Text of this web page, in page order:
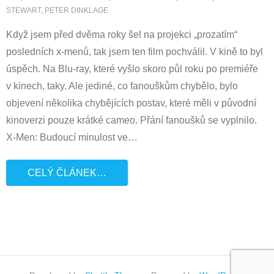
STEWART, PETER DINKLAGE
Když jsem před dvěma roky šel na projekci „prozatím“
posledních x-menů, tak jsem ten film pochválil. V kině to byl
úspěch. Na Blu-ray, které vyšlo skoro půl roku po premiéře
v kinech, taky. Ale jediné, co fanouškům chybělo, bylo
objevení několika chybějících postav, které měli v původní
kinoverzi pouze krátké cameo. Přání fanoušků se vyplnilo.
X-Men: Budoucí minulost ve…
CELÝ ČLÁNEK…